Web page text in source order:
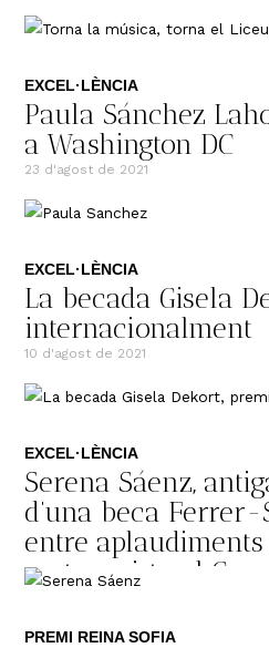
EXCEL·LÈNCIA
Paula Sánchez
a Washington DC
23 d'agost de 2021
EXCEL·LÈNCIA
La becada Gisela
internacionalment
10 d'agost de 2021
EXCEL·LÈNCIA
Serena Sáenz,
d’una beca Ferrer-
entre
protagonista al
PREMI REINA SOFIA